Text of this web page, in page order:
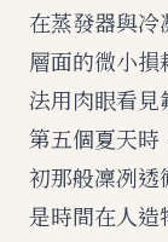
在蒸發器與
層面的微小
法用肉眼看見
第五個夏天時
初那般凜冽透
是時間在人造